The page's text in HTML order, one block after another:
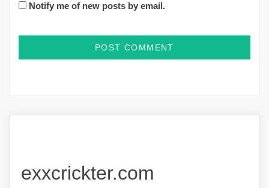
Notify me of new posts by email.
exxcrickter.com